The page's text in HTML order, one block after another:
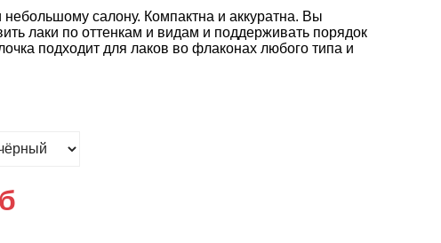
салону. Компактна и аккуратна. Вы
лаки по оттенкам и видам и поддерживать порядок
подходит для лаков во флаконах любого типа и